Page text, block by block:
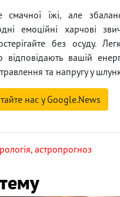
смачної їжі, але
емоційні харчові
без осуду.
відповідають вашій
травлення та напругу у
нас у Google.News
, астропрогноз